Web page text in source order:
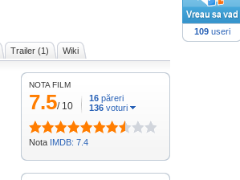
Trailer (1) Wiki
NOTA FILM
7.5/ 10
16 păreri
136 voturi
Nota IMDB: 7.4
109 useri